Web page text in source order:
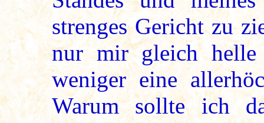
strenges Gericht zu
nur mir gleich
weniger eine
Warum sollte ich